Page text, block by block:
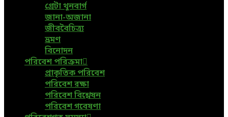
গ্রেটা থুনবার্গ
জানা-অজানা
জীববৈচিত্র্য
ভ্রমণ
বিনোদন
পরিবেশ পরিক্রমা
প্রাকৃতিক পরিবেশ
পরিবেশ রক্ষা
পরিবেশ বিশ্লেষন
পরিবেশ গবেষণা